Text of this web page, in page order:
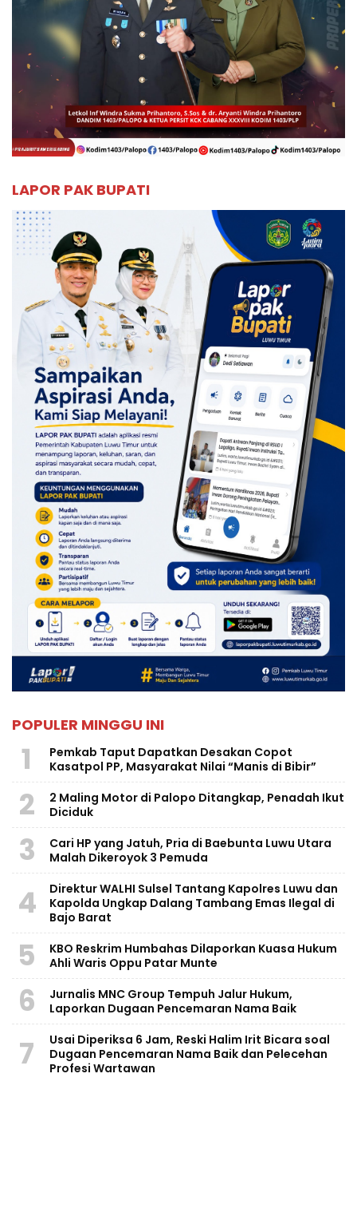
LAPOR PAK BUPATI
POPULER MINGGU INI
1
Pemkab Taput Dapatkan Desakan Copot
Kasatpol PP, Masyarakat Nilai “Manis di Bibir”
2
2 Maling Motor di Palopo Ditangkap, Penadah Ikut
Diciduk
3
Cari HP yang Jatuh, Pria di Baebunta Luwu Utara
Malah Dikeroyok 3 Pemuda
4
Direktur WALHI Sulsel Tantang Kapolres Luwu dan
Kapolda Ungkap Dalang Tambang Emas Ilegal di
Bajo Barat
5
KBO Reskrim Humbahas Dilaporkan Kuasa Hukum
Ahli Waris Oppu Patar Munte
6
Jurnalis MNC Group Tempuh Jalur Hukum,
Laporkan Dugaan Pencemaran Nama Baik
7
Usai Diperiksa 6 Jam, Reski Halim Irit Bicara soal
Dugaan Pencemaran Nama Baik dan Pelecehan
Profesi Wartawan